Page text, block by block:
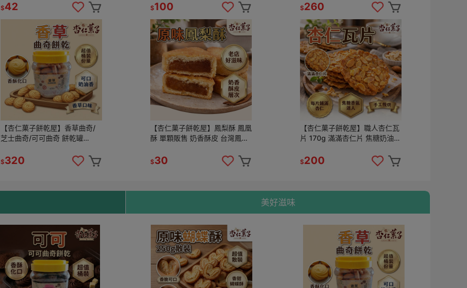
$42 $100 $260
【杏仁菓子餅乾屋】香草曲奇/
芝士曲奇/可可曲奇 餅乾罐
送禮
$320
【杏仁菓子餅乾屋】鳳梨酥 鳳凰
酥 單顆販售 奶香酥皮 台灣鳳梨
$30
【杏仁菓子餅乾屋】職人杏仁瓦
片 170g 滿滿杏仁片 焦糖奶油香
$200
美好滋味